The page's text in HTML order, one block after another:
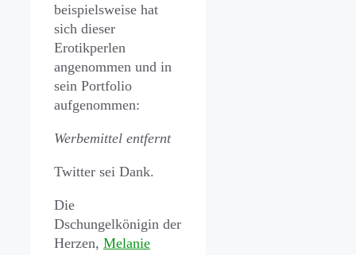
beispielsweise hat
sich dieser
Erotikperlen
angenommen und in
sein Portfolio
aufgenommen:
Werbemittel entfernt
Twitter sei Dank.
Die
Dschungelkönigin der
Herzen, Melanie